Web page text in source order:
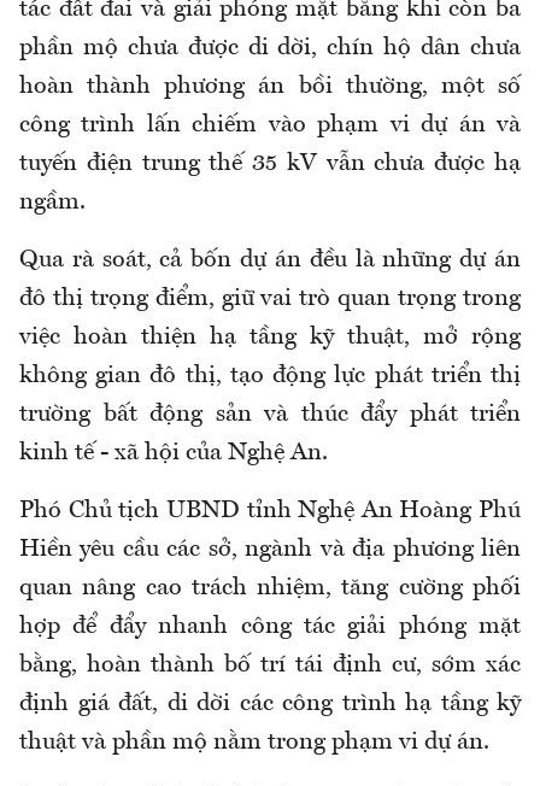
tác đất đai và giải phóng mặt bằng khi còn ba
phần mộ chưa được di dời, chín hộ dân chưa
hoàn thành phương án bồi thường, một số
công trình lấn chiếm vào phạm vi dự án và
tuyến điện trung thế 35 kV vẫn chưa được hạ
ngầm.
Qua rà soát, cả bốn dự án đều là những dự án
đô thị trọng điểm, giữ vai trò quan trọng trong
việc hoàn thiện hạ tầng kỹ thuật, mở rộng
không gian đô thị, tạo động lực phát triển thị
trường bất động sản và thúc đẩy phát triển
kinh tế - xã hội của Nghệ An.
Phó Chủ tịch UBND tỉnh Nghệ An Hoàng Phú
Hiền yêu cầu các sở, ngành và địa phương liên
quan nâng cao trách nhiệm, tăng cường phối
hợp để đẩy nhanh công tác giải phóng mặt
bằng, hoàn thành bố trí tái định cư, sớm xác
định giá đất, di dời các công trình hạ tầng kỹ
thuật và phần mộ nằm trong phạm vi dự án.